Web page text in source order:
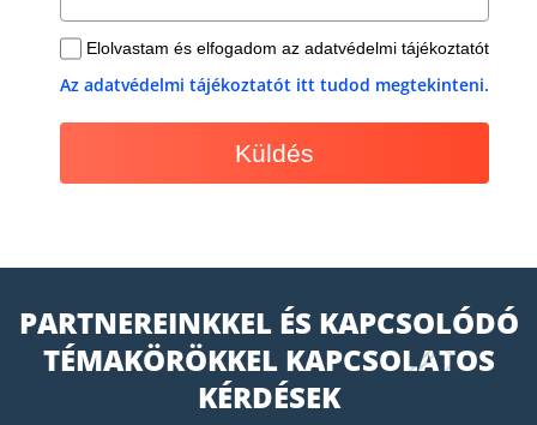
Elolvastam és elfogadom az adatvédelmi tájékoztatót
Az adatvédelmi tájékoztatót itt tudod megtekinteni.
Küldés
PARTNEREINKKEL ÉS KAPCSOLÓDÓ
TÉMAKÖRÖKKEL KAPCSOLATOS
KÉRDÉSEK